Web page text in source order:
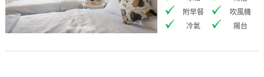
附早餐
吹風機
冷氣
陽台